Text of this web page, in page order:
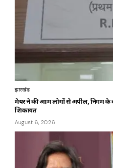
झारखंड
मेयर ने की आम लोगों से अपील, निगम के
शिकायत
August 6, 2026